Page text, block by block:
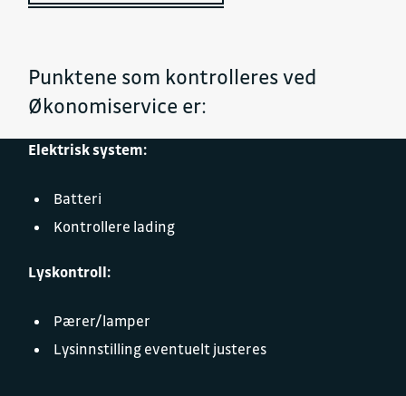
Punktene som kontrolleres ved
Økonomiservice er:
Elektrisk system:
Batteri
Kontrollere lading
Lyskontroll:
Pærer/lamper
Lysinnstilling eventuelt justeres